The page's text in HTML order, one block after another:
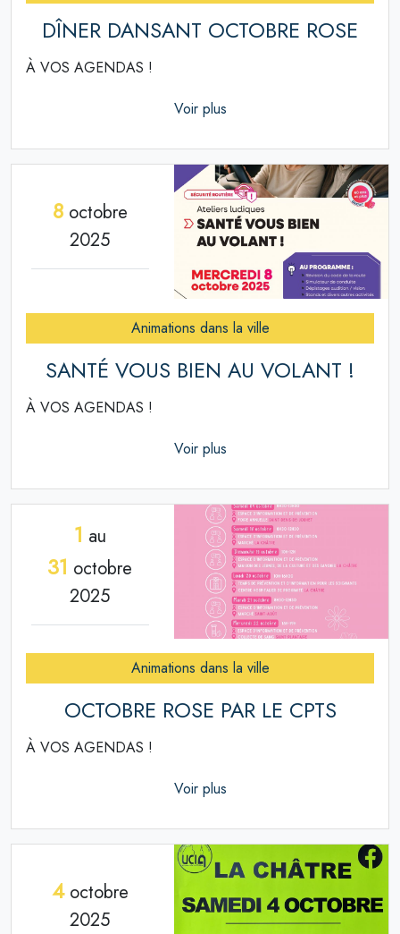
DÎNER DANSANT OCTOBRE ROSE
À VOS AGENDAS !
Voir plus
8octobre
2025
Animations dans la ville
SANTÉ VOUS BIEN AU VOLANT !
À VOS AGENDAS !
Voir plus
1 au
31 octobre
2025
Animations dans la ville
OCTOBRE ROSE PAR LE CPTS
À VOS AGENDAS !
Voir plus
4octobre
2025